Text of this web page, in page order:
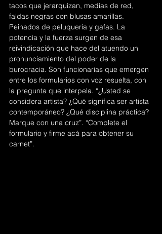
tacos que jerarquizan, medias de red,
faldas negras con blusas amarillas.
Peinados de peluquería y gafas. La
potencia y la fuerza surgen de esa
reivindicación que hace del atuendo un
pronunciamiento del poder de la
burocracia. Son funcionarias que emergen
entre los formularios con voz resuelta, con
la pregunta que interpela. “¿Usted se
considera artista? ¿Qué significa ser artista
contemporáneo? ¿Qué disciplina práctica?
Marque con una cruz”. “Complete el
formulario y firme acá para obtener su
carnet”.